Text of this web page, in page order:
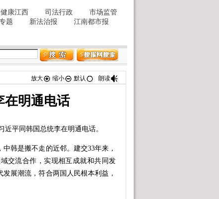
放大 缩小 默认 朗读
在明通电话
平同韩国总统李在明通电话。
韩是搬不走的近邻。建交33年来，
交流合作，实现相互成就和共同发
展潮流，符合两国人民根本利益，